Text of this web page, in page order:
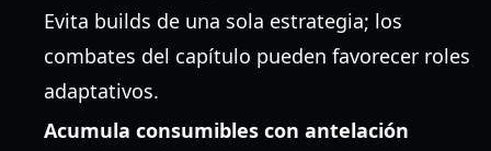
Evita builds de una sola estrategia; los
combates del capítulo pueden favorecer roles
adaptativos.
Acumula consumibles con antelación